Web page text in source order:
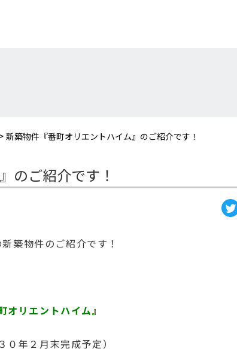
新築物件『番町オリエントハイム』のご紹介です！
のご紹介です！
築物件のご紹介です！
オリエントハイム』
０年２月末完成予定）